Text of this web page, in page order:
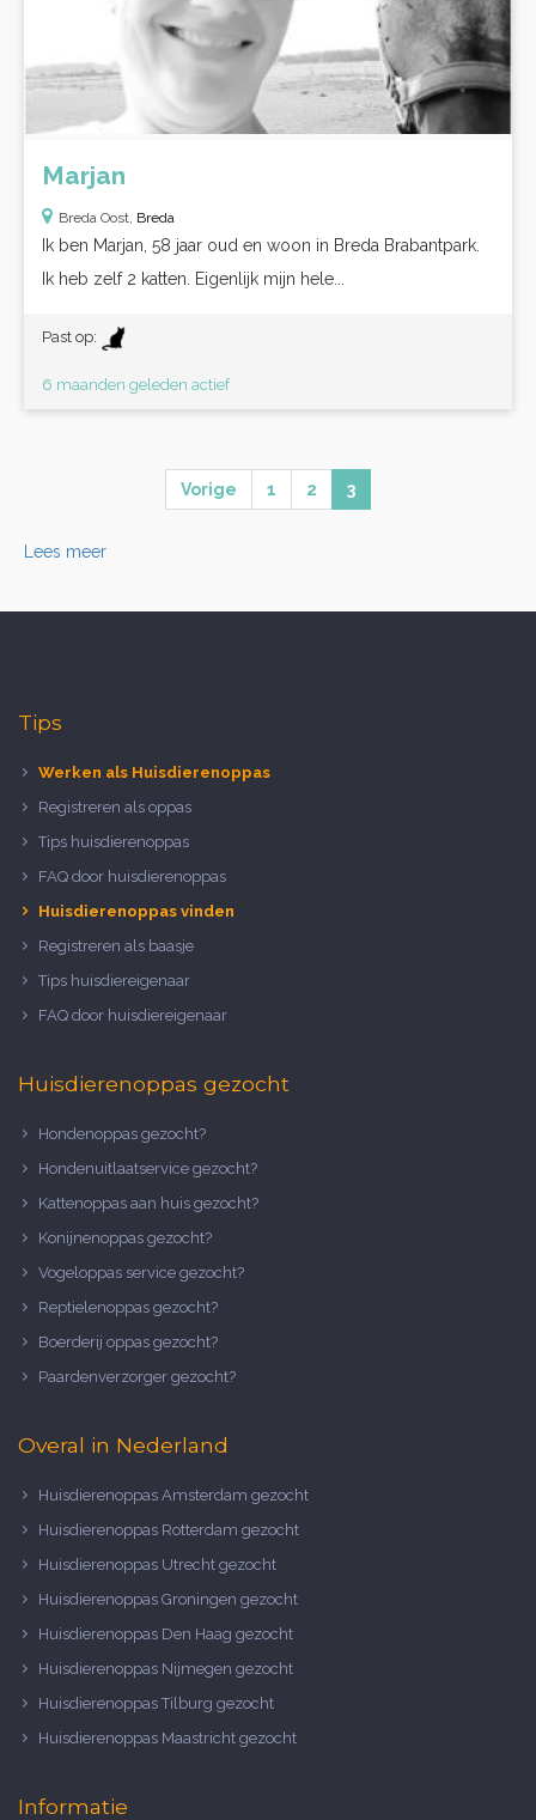
Marjan
Breda Oost, Breda
Ik ben Marjan, 58 jaar oud en woon in Breda Brabantpark.
Ik heb zelf 2 katten. Eigenlijk mijn hele...
Past op:
6 maanden geleden actief
Vorige 1 2 3
Lees meer
Tips
Werken als Huisdierenoppas
Registreren als oppas
Tips huisdierenoppas
FAQ door huisdierenoppas
Huisdierenoppas vinden
Registreren als baasje
Tips huisdiereigenaar
FAQ door huisdiereigenaar
Huisdierenoppas gezocht
Hondenoppas gezocht?
Hondenuitlaatservice gezocht?
Kattenoppas aan huis gezocht?
Konijnenoppas gezocht?
Vogeloppas service gezocht?
Reptielenoppas gezocht?
Boerderij oppas gezocht?
Paardenverzorger gezocht?
Overal in Nederland
Huisdierenoppas Amsterdam gezocht
Huisdierenoppas Rotterdam gezocht
Huisdierenoppas Utrecht gezocht
Huisdierenoppas Groningen gezocht
Huisdierenoppas Den Haag gezocht
Huisdierenoppas Nijmegen gezocht
Huisdierenoppas Tilburg gezocht
Huisdierenoppas Maastricht gezocht
Informatie